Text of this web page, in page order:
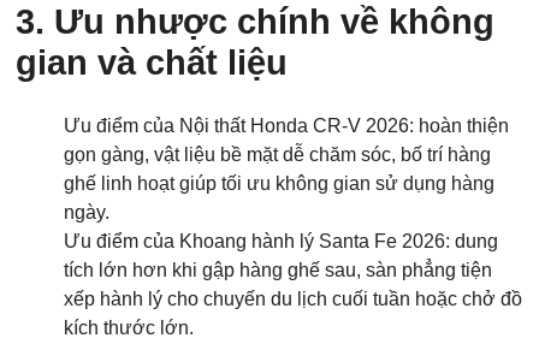
3. Ưu nhược chính về không
gian và chất liệu
Ưu điểm của Nội thất Honda CR-V 2026: hoàn thiện
gọn gàng, vật liệu bề mặt dễ chăm sóc, bố trí hàng
ghế linh hoạt giúp tối ưu không gian sử dụng hàng
ngày.
Ưu điểm của Khoang hành lý Santa Fe 2026: dung
tích lớn hơn khi gập hàng ghế sau, sàn phẳng tiện
xếp hành lý cho chuyến du lịch cuối tuần hoặc chở đồ
kích thước lớn.